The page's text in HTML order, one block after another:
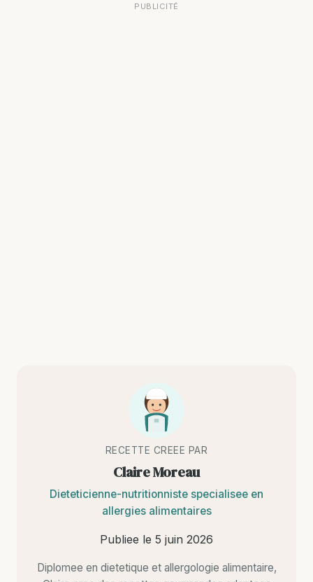
PUBLICITÉ
RECETTE CREEE PAR
Claire Moreau
Dieteticienne-nutritionniste specialisee en
allergies alimentaires
Publiee le 5 juin 2026
Diplomee en dietetique et allergologie alimentaire,